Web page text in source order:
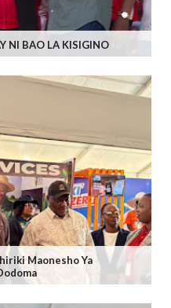
NI BAO LA KISIGINO
Maonesho Ya